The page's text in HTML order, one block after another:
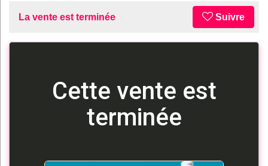
La vente est terminée Suivre
Cette vente est
terminée